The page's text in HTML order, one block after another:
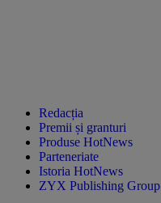
Redacția
Premii și granturi
Produse HotNews
Parteneriate
Istoria HotNews
ZYX Publishing Group